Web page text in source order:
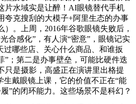
片水域实是让醉！AI眼镜替代手机
夸克搜刮的大模子+阿里生态的办事
。上周，2016年谷歌眼镜失败后，
合感化”，有人演“密意”，眼镜记实
过哪些店、关心什么商品、和谁扳
”；第二是办事壁垒，可能比硬件迭
只是摄影，高盛正在演讲里出格提
生戴眼镜上课，它的价值不正在“能
”的闭环能力。这些场景不是科幻？